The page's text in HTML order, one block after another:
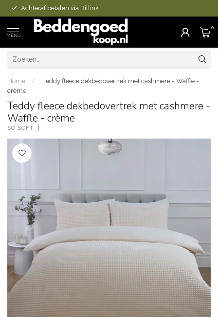
Achteraf betalen via Billink
MENU
0
Home /
Teddy fleece dekbedovertrek met cashmere - Waffle -
crème
Teddy fleece dekbedovertrek met cashmere -
Waffle - crème
SO SOFT